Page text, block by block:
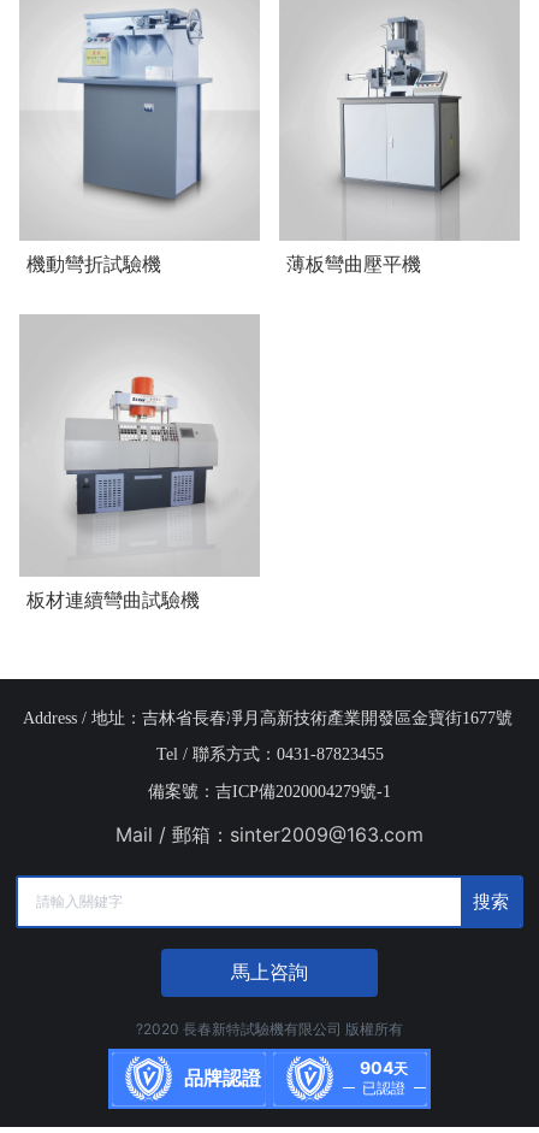
機動彎折試驗機 薄板彎曲壓平機
板材連續彎曲試驗機
Address / 地址：吉林省長春凈月高新技術產業開發區金寶街1677號
Tel / 聯系方式：0431-87823455
備案號：吉ICP備2020004279號-1
Mail / 郵箱： sinter2009@163.com
搜索
馬上咨詢
?2020 長春新特試驗機有限公司 版權所有
品牌認證
904天
已認證